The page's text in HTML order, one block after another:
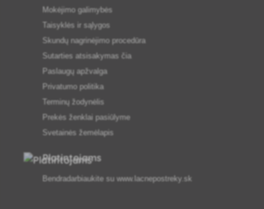
Mokėjimo galimybės
Taisyklės ir sąlygos
Skundų nagrinėjimo procedūra
Sutarties atsisakymas čia
Paslaugų apžvalga
Privatumo politika
Terminų žodynėlis
Prekės ženklai pasiūlyme
Svetainės žemėlapis
Platintojams
Bendradarbiaukite su www.lacnepostreky.sk